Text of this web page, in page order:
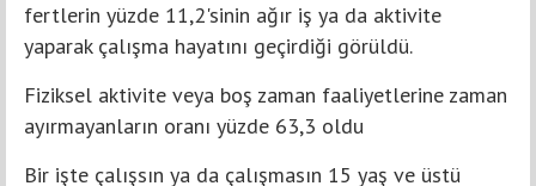
fertlerin yüzde 11,2'sinin ağır iş ya da aktivite
yaparak çalışma hayatını geçirdiği görüldü.
Fiziksel aktivite veya boş zaman faaliyetlerine zaman
ayırmayanların oranı yüzde 63,3 oldu
Bir işte çalışsın ya da çalışmasın 15 yaş ve üstü